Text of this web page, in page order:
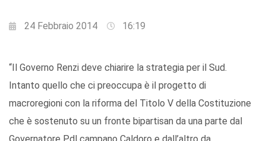
24 Febbraio 2014 16:19
“Il Governo Renzi deve chiarire la strategia per il Sud.
Intanto quello che ci preoccupa è il progetto di
macroregioni con la riforma del Titolo V della Costituzione
che è sostenuto su un fronte bipartisan da una parte dal